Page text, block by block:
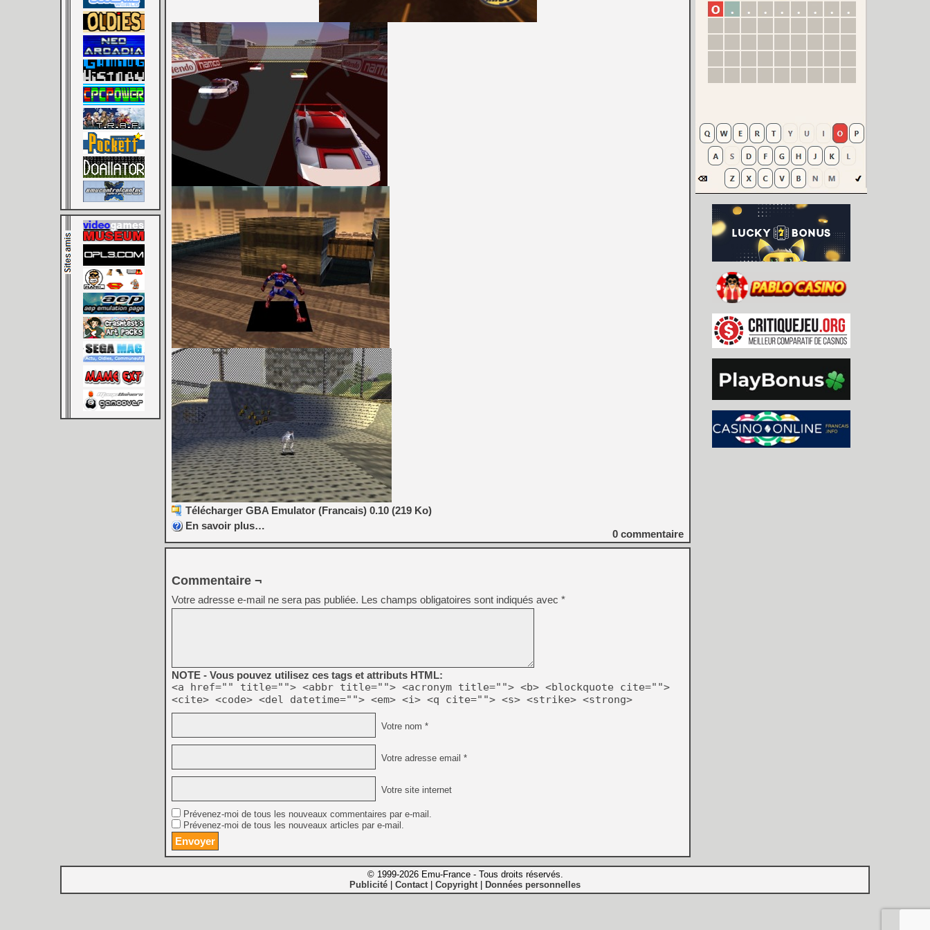
Télécharger GBA Emulator (Francais) 0.10 (219 Ko)
En savoir plus…
0 commentaire
Commentaire ¬
Votre adresse e-mail ne sera pas publiée. Les champs obligatoires sont indiqués avec *
NOTE - Vous pouvez utilisez ces tags et attributs HTML:
<a href="" title=""> <abbr title=""> <acronym title=""> <b> <blockquote cite="">
<cite> <code> <del datetime=""> <em> <i> <q cite=""> <s> <strike> <strong>
Votre nom *
Votre adresse email *
Votre site internet
Prévenez-moi de tous les nouveaux commentaires par e-mail.
Prévenez-moi de tous les nouveaux articles par e-mail.
© 1999-2026 Emu-France - Tous droits réservés.
Publicité Contact| Copyright| Données personnelles